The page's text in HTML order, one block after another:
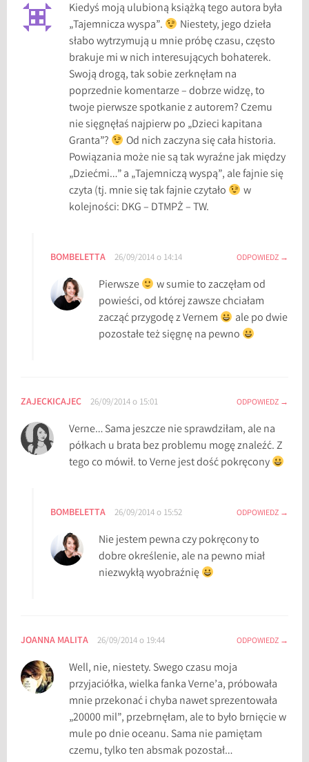
Kiedyś moją ulubioną książką tego autora była
„Tajemnicza wyspa”.
Niestety, jego dzieła
słabo wytrzymują u mnie próbę czasu, często
brakuje mi w nich interesujących bohaterek.
Swoją drogą, tak sobie zerknęłam na
poprzednie komentarze – dobrze widzę, to
twoje pierwsze spotkanie z autorem? Czemu
nie sięgnęłaś najpierw po „Dzieci kapitana
Granta”?
Od nich zaczyna się cała historia.
Powiązania może nie są tak wyraźne jak między
„Dziećmi…” a „Tajemniczą wyspą”, ale fajnie się
czyta (tj. mnie się tak fajnie czytało
w
kolejności: DKG – DTMPŻ – TW.
BOMBELETTA 26/09/2014 o 14:14 ODPOWIEDZ
Pierwsze
w sumie to zaczęłam od
powieści, od której zawsze chciałam
zacząć przygodę z Vernem
ale po dwie
pozostałe też sięgnę na pewno
ZAJECKICAJEC 26/09/2014 o 15:01 ODPOWIEDZ
Verne… Sama jeszcze nie sprawdziłam, ale na
półkach u brata bez problemu mogę znaleźć. Z
tego co mówił. to Verne jest dość pokręcony
BOMBELETTA 26/09/2014 o 15:52 ODPOWIEDZ
Nie jestem pewna czy pokręcony to
dobre określenie, ale na pewno miał
niezwykłą wyobraźnię
JOANNA MALITA 26/09/2014 o 19:44 ODPOWIEDZ
Well, nie, niestety. Swego czasu moja
przyjaciółka, wielka fanka Verne’a, próbowała
mnie przekonać i chyba nawet sprezentowała
„20000 mil”, przebrnęłam, ale to było brnięcie w
mule po dnie oceanu. Sama nie pamiętam
czemu, tylko ten absmak pozostał…